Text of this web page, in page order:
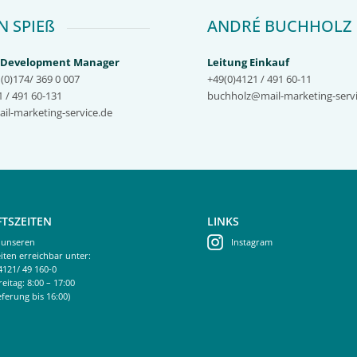
SPIEß
Manager
369 0 007
/ 491 60-131
marketing-service.de
ANDRÉ BUCHHOLZ
Leitung Einkauf
+49(0)4121 / 491 60-11
buchholz@mail-marketing-
erreichbar unter:
49 160-0
8:00 – 17:00
bis 16:00)
LINKS
Instagram